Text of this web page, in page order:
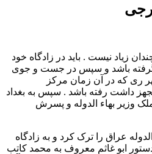
زیاد نیست . باید در زادگاه خود
باشد و سپس در جست و جوی
ری که در آن زمان مرکز
داشت رفته باشد . سپس به بغداد
وزیر بهاء الدوله و پسرش
عراق را ترک کرد و به زادگاه
ابو غاثم معروف به محمد کاتب